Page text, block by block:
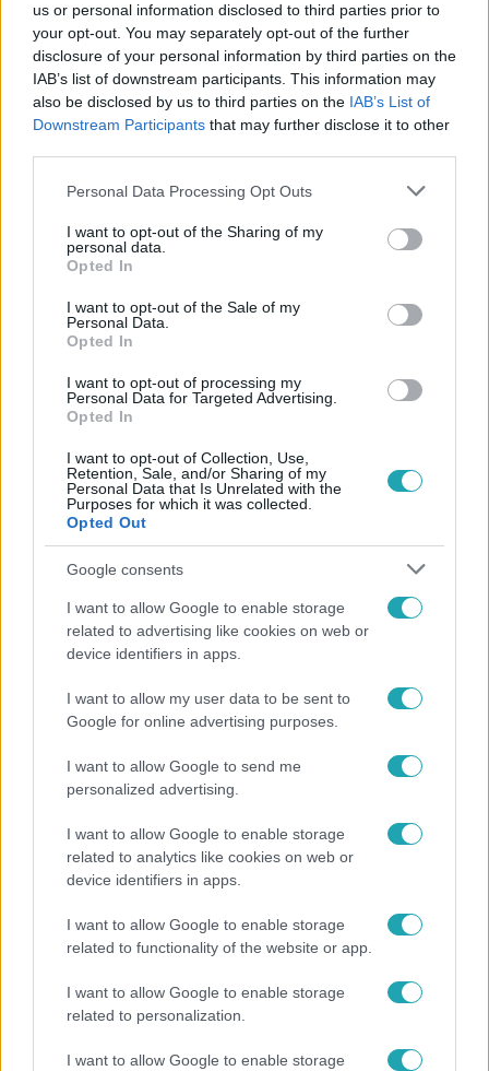
us or personal information disclosed to third parties prior to
your opt-out. You may separately opt-out of the further
disclosure of your personal information by third parties on the
IAB’s list of downstream participants. This information may
also be disclosed by us to third parties on the IAB’s List of
Downstream Participants that may further disclose it to other
Please note that this website/app uses one or more Google
not limited to your visit or usage behaviour. You may click to
grant or deny consent to Google and its third-party tags to
use your data for below specified purposes in below Google
consent section.
Personal Data Processing Opt Outs
I want to opt-out of the Sharing of my
personal data.
Opted In
I want to opt-out of the Sale of my
Personal Data.
Opted In
I want to opt-out of processing my
Personal Data for Targeted Advertising.
Opted In
I want to opt-out of Collection, Use,
Retention, Sale, and/or Sharing of my
Personal Data that Is Unrelated with the
Purposes for which it was collected.
Opted Out
Google consents
I want to allow Google to enable storage
related to advertising like cookies on web or
device identifiers in apps.
I want to allow my user data to be sent to
Google for online advertising purposes.
I want to allow Google to send me
personalized advertising.
I want to allow Google to enable storage
related to analytics like cookies on web or
device identifiers in apps.
I want to allow Google to enable storage
related to functionality of the website or app.
I want to allow Google to enable storage
related to personalization.
I want to allow Google to enable storage
REGGELI RTL ADÁSRÉSZLETEK #VIDEÓ
#KONKOLY ÁGNES #SZÍNPAD #TANULÁS
A világ legidősebb asszonya dohányzott és bort